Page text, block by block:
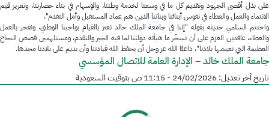
على بذل أقصى الجهود وتقديم كل ما في وسعنا لخدمة وطننا، والإسهام في بناء حضارتنا، وتعزيز قيم
الانتماء والعمل والعطاء في نفوس أبنائنا وبناتنا الذين هم عماد المستقبل وأمل التقدم".
واختتم السلمي حديثه بقوله "إننا في جامعة الملك خالد نعتز بالقيام بواجبنا الوطني، ونفخر بالعمل
والعطاء، عاقدين العزم على أن نسخّر ما هيأته دولتنا لما فيه الخير والتقدم، ومستلهمين قصص النجاح
العظيمة التي تعيشها بلادنا"، داعيًا الله عز وجل أن يحفظ الله قيادتنا وأن يديم على بلادنا مجدها.
جامعة الملك خالد – الإدارة العامة للاتصال المؤسسي
تاريخ آخر تعديل:24/02/2026 - 11:15 ص بتوقيت السعودية